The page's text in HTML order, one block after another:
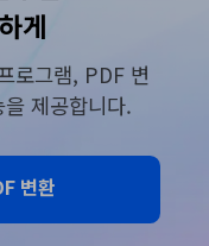
게
로그램, PDF 변
제공합니다.
변환